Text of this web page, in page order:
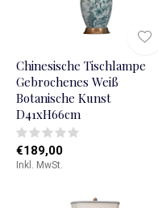
Chinesische Tischlampe
Gebrochenes Weiß
Botanische Kunst
D41xH66cm
€189,00
Inkl. MwSt.